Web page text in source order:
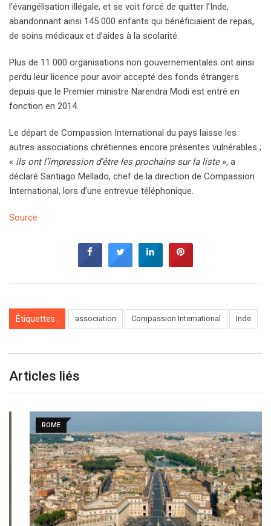
l’évangélisation illégale, et se voit forcé de quitter l’Inde,
abandonnant ainsi 145 000 enfants qui bénéficiaient de repas,
de soins médicaux et d’aides à la scolarité.
Plus de 11 000 organisations non gouvernementales ont ainsi
perdu leur licence pour avoir accepté des fonds étrangers
depuis que le Premier ministre Narendra Modi est entré en
fonction en 2014.
Le départ de Compassion International du pays laisse les
autres associations chrétiennes encore présentes vulnérables ;
« ils ont l’impression d’être les prochains sur la liste », a
déclaré Santiago Mellado, chef de la direction de Compassion
International, lors d’une entrevue téléphonique.
Source
Étiquettes : association Compassion International Inde
Articles liés